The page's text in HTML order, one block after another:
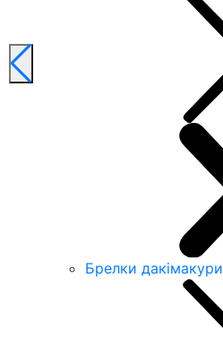
Брелки дакімакури